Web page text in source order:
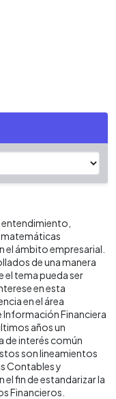
el ámbito empresarial.
de una manera
el tema pueda ser
en esta
en el área
Información Financiera
años un
de interés común
son lineamientos
Contables y
fin de estandarizar la
Financieros.